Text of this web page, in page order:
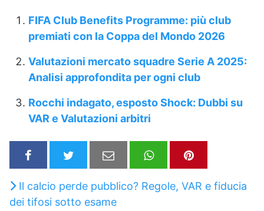
FIFA Club Benefits Programme: più club
premiati con la Coppa del Mondo 2026
Valutazioni mercato squadre Serie A 2025:
Analisi approfondita per ogni club
Rocchi indagato, esposto Shock: Dubbi su
VAR e Valutazioni arbitri
Il calcio perde pubblico? Regole, VAR e fiducia
dei tifosi sotto esame